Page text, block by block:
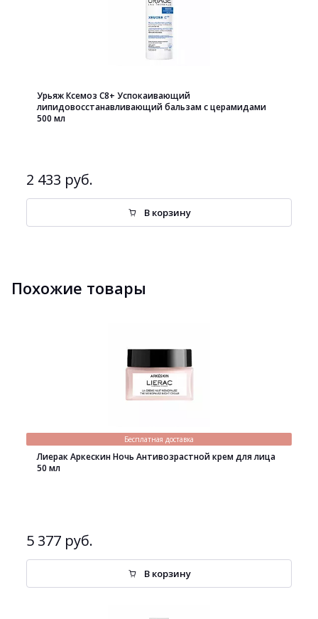
Урьяж Ксемоз С8+ Успокаивающий
липидовосстанавливающий бальзам с церамидами
500 мл
2 433 руб.
В корзину
Похожие товары
Бесплатная доставка
Лиерак Аркескин Ночь Антивозрастной крем для лица
50 мл
5 377 руб.
В корзину